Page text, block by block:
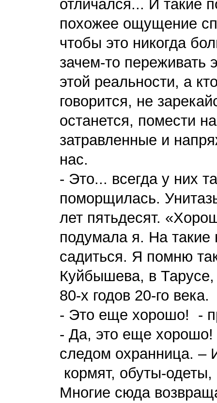
отличался... И такие
похожее ощущение
чтобы это никогда
зачем-то
этой реальности, а
говорится, не
останется, помести
затравленные и
нас.
- Это... всегда у них
поморщилась.
лет пятьдесят.
подумала я. На такие
садиться. Я помню
Куйбышева, в
80-х годов 20-го века.
- Это еще хорошо! -
- Да, это еще
следом охранница. –
кормят, обуты-
Многие сюда